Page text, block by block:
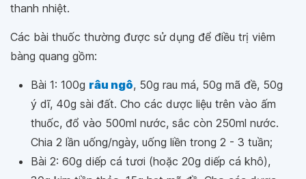
thanh nhiệt.
Các bài thuốc thường được sử dụng để điều trị viêm
bàng quang gồm:
Bài 1: 100g râu ngô, 50g rau má, 50g mã đề, 50g
ý dĩ, 40g sài đất. Cho các dược liệu trên vào ấm
thuốc, đổ vào 500ml nước, sắc còn 250ml nước.
Chia 2 lần uống/ngày, uống liền trong 2 - 3 tuần;
Bài 2: 60g diếp cá tươi (hoặc 20g diếp cá khô),